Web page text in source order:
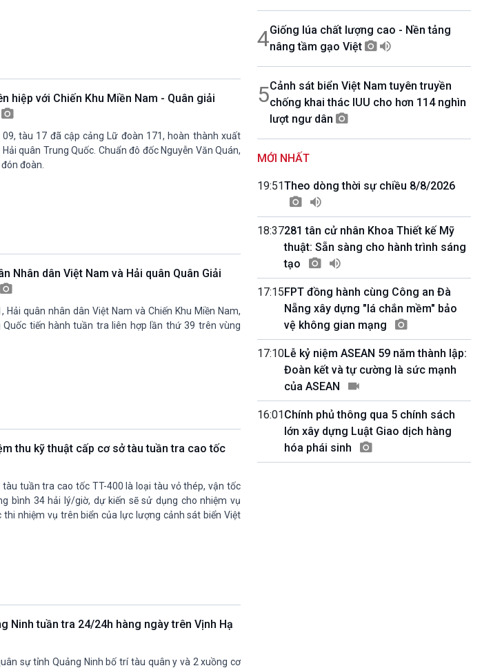
hiệp với Chiến Khu Miền Nam - Quân giải
tàu 17 đã cập cảng Lữ đoàn 171, hoàn thành xuất
quân Trung Quốc. Chuẩn đô đốc Nguyễn Văn Quán,
đoàn.
Nhân dân Việt Nam và Hải quân Quân Giải
quân nhân dân Việt Nam và Chiến Khu Miền Nam,
Quốc tiến hành tuần tra liên hợp lần thứ 39 trên vùng
thu kỹ thuật cấp cơ sở tàu tuần tra cao tốc
tuần tra cao tốc TT-400 là loại tàu vỏ thép, vận tốc
bình 34 hải lý/giờ, dự kiến sẽ sử dụng cho nhiệm vụ
nhiệm vụ trên biển của lực lượng cảnh sát biển Việt
Ninh tuần tra 24/24h hàng ngày trên Vịnh Hạ
sự tỉnh Quảng Ninh bố trí tàu quân y và 2 xuồng cơ
11h05-11h10
Quảng cáo
11h25-11h30
Chương trình đệm
11h30-11h35
Kết nối 54 (phát lại Thứ Tư)
Quảng cáo
11h59-12h00
Báo giờ
12h00-12h57
Thời sự trưa (trực tiếp)
12h57-13h00
Quảng cáo
13h00-13h30
Câu lạc bộ Âm nhạc
13h30-13h45
Sống chung với biến đổi khí hậu (Phát lại
Thứ Năm)
13h45-14h00
Người Việt ở nước ngoài với quê hương
Ca nhạc Chào Năm mới (Phát lại)
15h00-15h15
Bản tin Thời sự
15h15-15h20
4Giống lúa chất lượng cao - Nền tảng
nâng tầm gạo Việt
5Cảnh sát biển Việt Nam tuyên truyền
chống khai thác IUU cho hơn 114 nghìn
lượt ngư dân
MỚI NHẤT
19:51Theo dòng thời sự chiều 8/8/2026
18:37281 tân cử nhân Khoa Thiết kế Mỹ
thuật: Sẵn sàng cho hành trình sáng
tạo
17:15FPT đồng hành cùng Công an Đà
Nẵng xây dựng "lá chắn mềm" bảo
vệ không gian mạng
17:10Lễ kỷ niệm ASEAN 59 năm thành lập:
Đoàn kết và tự cường là sức mạnh
của ASEAN
16:01Chính phủ thông qua 5 chính sách
lớn xây dựng Luật Giao dịch hàng
hóa phái sinh